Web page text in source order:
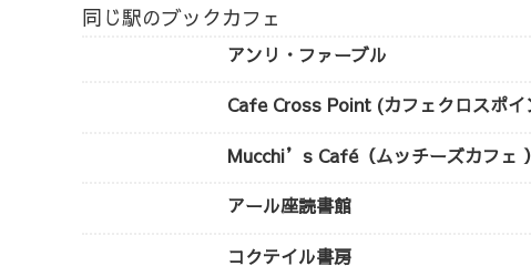
同じ駅のブックカフェ
アンリ・ファーブル
Cafe Cross Point (カフェクロスポイ
Mucchi’s Café（ムッチーズカフェ ）
アール座読書館
コクテイル書房